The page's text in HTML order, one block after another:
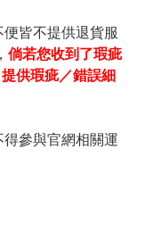
皆不提供退貨服
倘若您收到了瑕疵
供瑕疵／錯誤細
參與官網相關運